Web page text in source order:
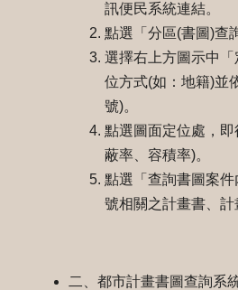
訊便民系統連結。
點選「分區(書圖)查
選擇右上方圖示中
位方式(如：地籍)並
號)。
點選圖面定位處，
蔽率、容積率)。
點選「查詢書圖案
號相關之計畫書、計
二、都市計畫書圖查詢系